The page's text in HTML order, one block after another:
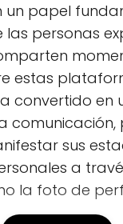
un papel
personas
estas
convertido en
comunicación,
sus
a
la foto de